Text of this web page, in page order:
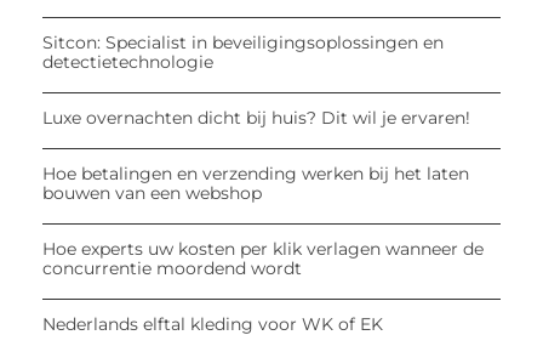
Sitcon: Specialist in beveiligingsoplossingen en
detectietechnologie
Luxe overnachten dicht bij huis? Dit wil je ervaren!
Hoe betalingen en verzending werken bij het laten
bouwen van een webshop
Hoe experts uw kosten per klik verlagen wanneer de
concurrentie moordend wordt
Nederlands elftal kleding voor WK of EK